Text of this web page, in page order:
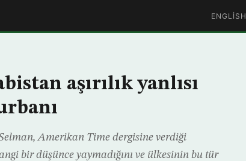
ENGLISH
aşırılık yanlısı
Amerikan Time dergisine verdiği
bir düşünce yaymadığını ve ülkesinin bu tür